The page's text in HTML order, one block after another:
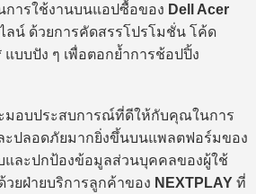
ารใช้งานบนแอปซื้อของ Dell Acer
ลน์ ด้วยการคัดสรรโปรโมชั่น โค้ด
บบปัง ๆ เพื่อตอกย้ำการช้อปปิ้ง
มอบประสบการณ์ที่ดีให้กับคุณในการ
ปลอดภัยมากยิ่งขึ้นบนแพลตฟอร์มของ
และปกป้องข้อมูลส่วนบุคคลของผู้ใช้
ยฝ่ายบริการลูกค้าของ NEXTPLAY ที่